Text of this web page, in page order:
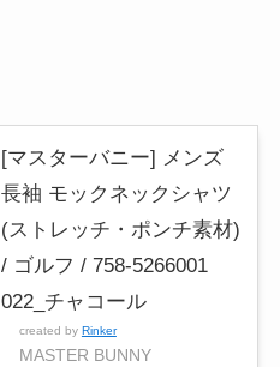
[マスターバニー] メンズ
長袖 モックネックシャツ
(ストレッチ・ポンチ素材)
/ ゴルフ / 758-5266001
022_チャコール
created by Rinker
MASTER BUNNY